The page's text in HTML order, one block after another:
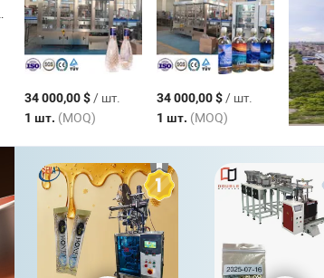
34 000,00 $/ шт.
1 шт. (MOQ)
34 000,00 $/ шт.
1 шт. (MOQ)